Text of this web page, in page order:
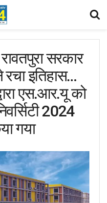
सरकार
रचा इतिहास…
एस.आर.यू को
2024
गया